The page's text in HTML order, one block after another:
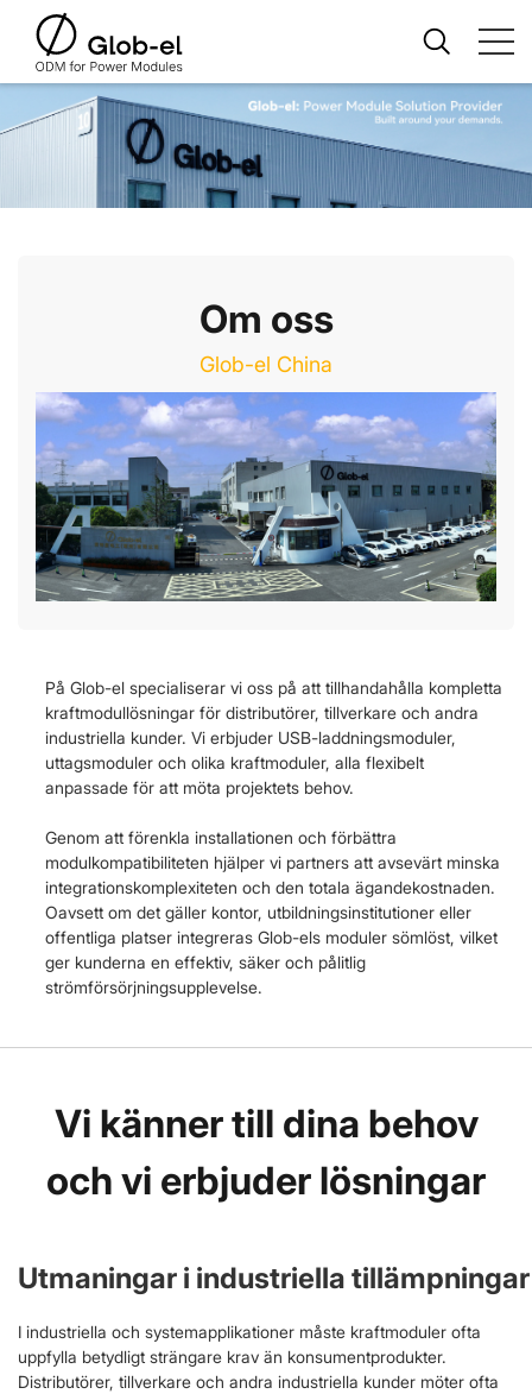
Om oss
På Glob-el specialiserar vi oss på att tillhandahålla kompletta
kraftmodullösningar för distributörer, tillverkare och andra
industriella kunder. Vi erbjuder USB-laddningsmoduler,
uttagsmoduler och olika kraftmoduler, alla flexibelt
anpassade för att möta projektets behov.
Genom att förenkla installationen och förbättra
modulkompatibiliteten hjälper vi partners att avsevärt minska
integrationskomplexiteten och den totala ägandekostnaden.
Oavsett om det gäller kontor, utbildningsinstitutioner eller
offentliga platser integreras Glob-els moduler sömlöst, vilket
ger kunderna en effektiv, säker och pålitlig
strömförsörjningsupplevelse.
Vi känner till dina behov
och vi erbjuder lösningar
Utmaningar i industriella tillämpningar
I industriella och systemapplikationer måste kraftmoduler ofta
uppfylla betydligt strängare krav än konsumentprodukter.
Distributörer, tillverkare och andra industriella kunder möter ofta